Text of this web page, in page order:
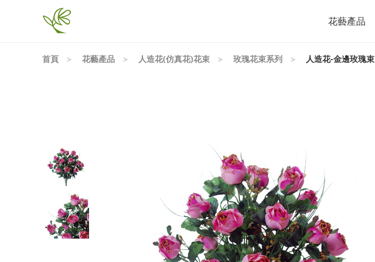
花藝產品
首頁 花藝產品 人造花(仿真花)花束 玫瑰花束系列 人造花-金邊玫瑰束